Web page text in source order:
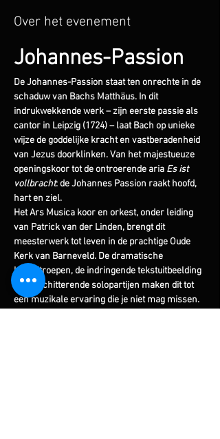
Over het evenement
Johannes-Passion
De Johannes-Passion staat ten onrechte in de
schaduw van Bachs Matthäus. In dit
indrukwekkende werk – zijn eerste passie als
cantor in Leipzig (1724) – laat Bach op unieke
wijze de goddelijke kracht en vastberadenheid
van Jezus doorklinken. Van het majestueuze
openingskoor tot de ontroerende aria Es ist
vollbracht: de Johannes Passion raakt hoofd,
hart en ziel.
Het Ars Musica koor en orkest, onder leiding
van Patrick van der Linden, brengt dit
meesterwerk tot leven in de prachtige Oude
Kerk van Barneveld. De dramatische
kooruitroepen, de indringende tekstuitbeelding
en de schitterende solopartijen maken dit tot
een muzikale ervaring die je niet mag missen.